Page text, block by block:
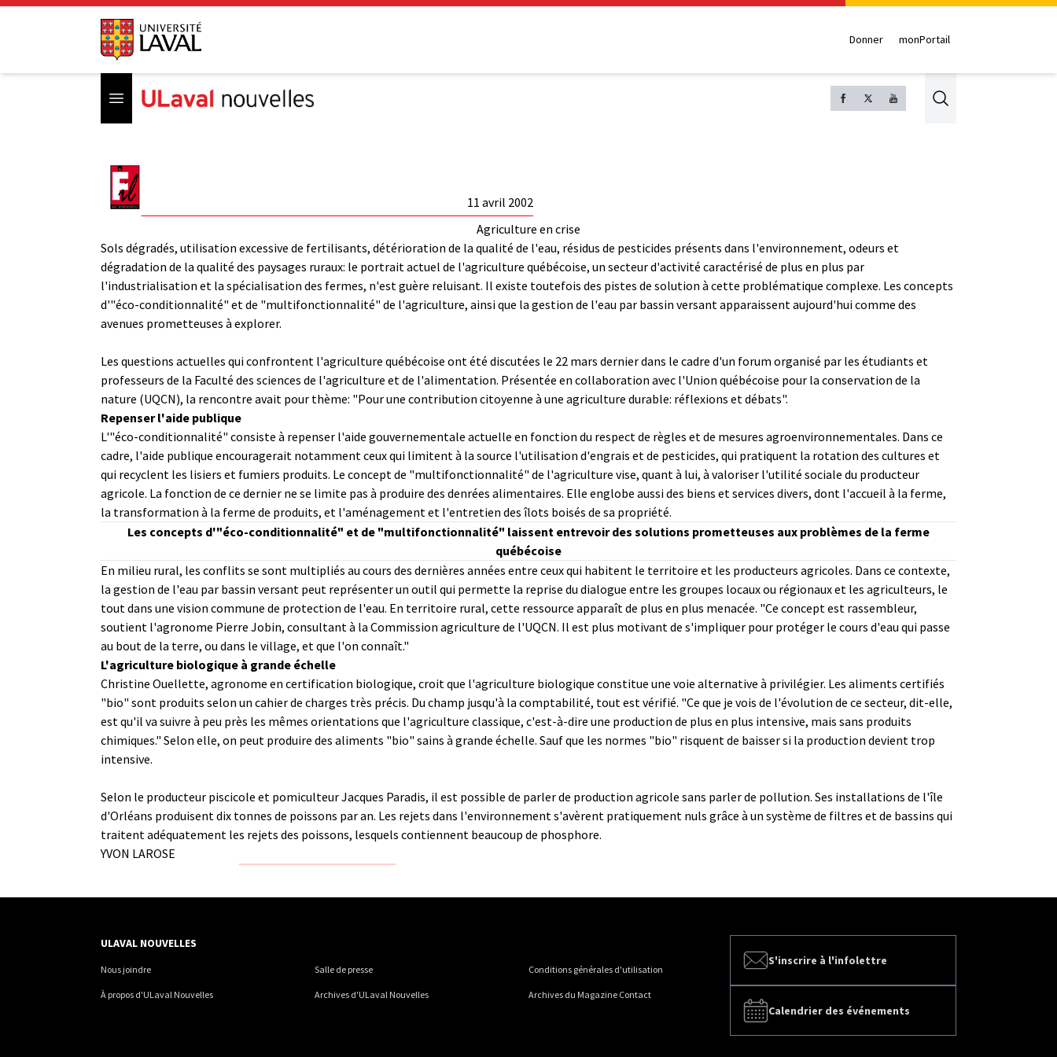
Donner monPortail
Open menu Search
11 avril 2002
Agriculture en crise
Sols dégradés, utilisation excessive de fertilisants, détérioration de la qualité de l'eau, résidus de pesticides présents dans l'environnement, odeurs et
dégradation de la qualité des paysages ruraux: le portrait actuel de l'agriculture québécoise, un secteur d'activité caractérisé de plus en plus par
l'industrialisation et la spécialisation des fermes, n'est guère reluisant. Il existe toutefois des pistes de solution à cette problématique complexe. Les concepts
d'"éco-conditionnalité" et de "multifonctionnalité" de l'agriculture, ainsi que la gestion de l'eau par bassin versant apparaissent aujourd'hui comme des
avenues prometteuses à explorer.
Les questions actuelles qui confrontent l'agriculture québécoise ont été discutées le 22 mars dernier dans le cadre d'un forum organisé par les étudiants et
professeurs de la Faculté des sciences de l'agriculture et de l'alimentation. Présentée en collaboration avec l'Union québécoise pour la conservation de la
nature (UQCN), la rencontre avait pour thème: "Pour une contribution citoyenne à une agriculture durable: réflexions et débats".
Repenser l'aide publique
L'"éco-conditionnalité" consiste à repenser l'aide gouvernementale actuelle en fonction du respect de règles et de mesures agroenvironnementales. Dans ce
cadre, l'aide publique encouragerait notamment ceux qui limitent à la source l'utilisation d'engrais et de pesticides, qui pratiquent la rotation des cultures et
qui recyclent les lisiers et fumiers produits. Le concept de "multifonctionnalité" de l'agriculture vise, quant à lui, à valoriser l'utilité sociale du producteur
agricole. La fonction de ce dernier ne se limite pas à produire des denrées alimentaires. Elle englobe aussi des biens et services divers, dont l'accueil à la ferme,
la transformation à la ferme de produits, et l'aménagement et l'entretien des îlots boisés de sa propriété.
Les concepts d'"éco-conditionnalité" et de "multifonctionnalité" laissent entrevoir des solutions prometteuses aux problèmes de la ferme
québécoise
En milieu rural, les conflits se sont multipliés au cours des dernières années entre ceux qui habitent le territoire et les producteurs agricoles. Dans ce contexte,
la gestion de l'eau par bassin versant peut représenter un outil qui permette la reprise du dialogue entre les groupes locaux ou régionaux et les agriculteurs, le
tout dans une vision commune de protection de l'eau. En territoire rural, cette ressource apparaît de plus en plus menacée. "Ce concept est rassembleur,
soutient l'agronome Pierre Jobin, consultant à la Commission agriculture de l'UQCN. Il est plus motivant de s'impliquer pour protéger le cours d'eau qui passe
au bout de la terre, ou dans le village, et que l'on connaît."
L'agriculture biologique à grande échelle
Christine Ouellette, agronome en certification biologique, croit que l'agriculture biologique constitue une voie alternative à privilégier. Les aliments certifiés
"bio" sont produits selon un cahier de charges très précis. Du champ jusqu'à la comptabilité, tout est vérifié. "Ce que je vois de l'évolution de ce secteur, dit-elle,
est qu'il va suivre à peu près les mêmes orientations que l'agriculture classique, c'est-à-dire une production de plus en plus intensive, mais sans produits
chimiques." Selon elle, on peut produire des aliments "bio" sains à grande échelle. Sauf que les normes "bio" risquent de baisser si la production devient trop
intensive.
Selon le producteur piscicole et pomiculteur Jacques Paradis, il est possible de parler de production agricole sans parler de pollution. Ses installations de l'île
d'Orléans produisent dix tonnes de poissons par an. Les rejets dans l'environnement s'avèrent pratiquement nuls grâce à un système de filtres et de bassins qui
traitent adéquatement les rejets des poissons, lesquels contiennent beaucoup de phosphore.
YVON LAROSE
S'inscrire à l'infolettre
Calendrier des événements
ULAVAL NOUVELLES
Nous joindre Salle de presse Conditions générales d'utilisation
À propos d'ULaval Nouvelles Archives d'ULaval Nouvelles Archives du Magazine Contact